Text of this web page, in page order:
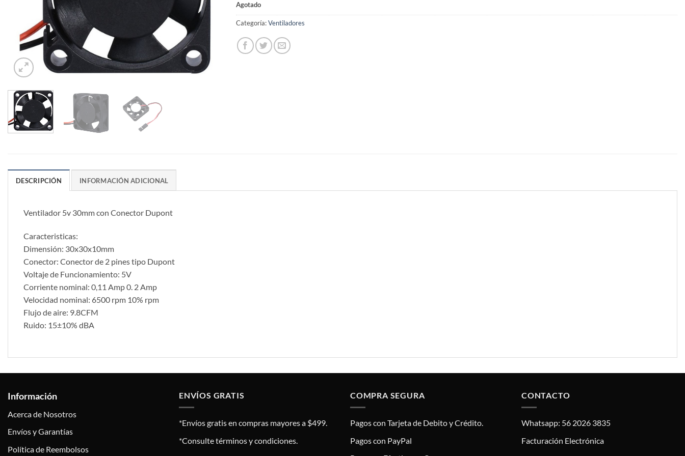
Agotado
Categoría:Ventiladores
DESCRIPCIÓN INFORMACIÓN ADICIONAL
Ventilador 5v 30mm con Conector Dupont
Caracteristicas:
Dimensión: 30x30x10mm
Conector: Conector de 2 pines tipo Dupont
Voltaje de Funcionamiento: 5V
Corriente nominal: 0,11 Amp 0. 2 Amp
Velocidad nominal: 6500 rpm 10% rpm
Flujo de aire: 9.8CFM
Ruido: 15±10% dBA
Información
Acerca de Nosotros
Envíos y Garantías
Política de Reembolsos
ENVÍOS GRATIS
*Envíos gratis en compras mayores a $499.
*Consulte términos y condiciones.
COMPRA SEGURA
Pagos con Tarjeta de Debito y Crédito.
Pagos con PayPal
CONTACTO
Whatsapp: 56 2026 3835
Facturación Electrónica